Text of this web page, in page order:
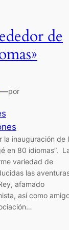
de
—por
la inauguración de
en 80 idiomas”.
variedad de
las
afamado
así como